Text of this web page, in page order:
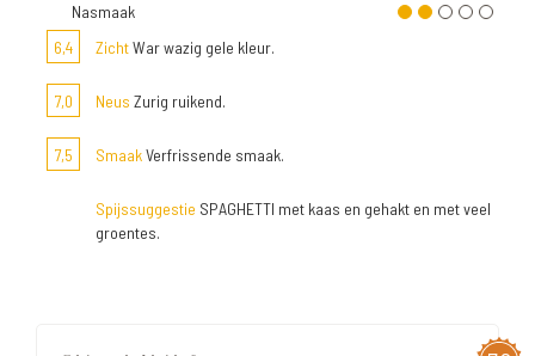
Nasmaak
6,4
ZichtWar wazig gele kleur.
7,0 Neus Zurig ruikend.
7,5 SmaakVerfrissende smaak.
Spijssuggestie SPAGHETTI met kaas en gehakt en met veel
groentes.